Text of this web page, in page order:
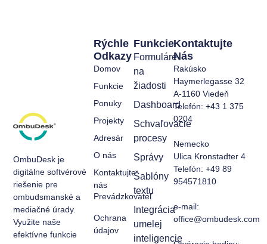
OmbuDesk je
digitálne softvérové
riešenie pre
ombudsmanské a
mediačné úrady.
Využite naše
efektívne funkcie
Funkcie
Formuláre
na
žiadosti
Dashboard
Schvaľovacie
procesy
Správy
Šablóny
textu
Integrácia
umelej
inteligencie
Rýchle
Odkazy
Domov
Funkcie
Ponuky
Projekty
Adresár
O nás
Kontaktujte
nás
Prevádzkovateľ
Ochrana
údajov
Kontaktujte
Nás
Rakúsko
Haymerlegasse 32
A-1160 Viedeň
Telefón: +43 1 375
0204
Nemecko
Ulica Kronstadter 4
Telefón: +49 89
954571810
e-mail:
office@ombudesk.com